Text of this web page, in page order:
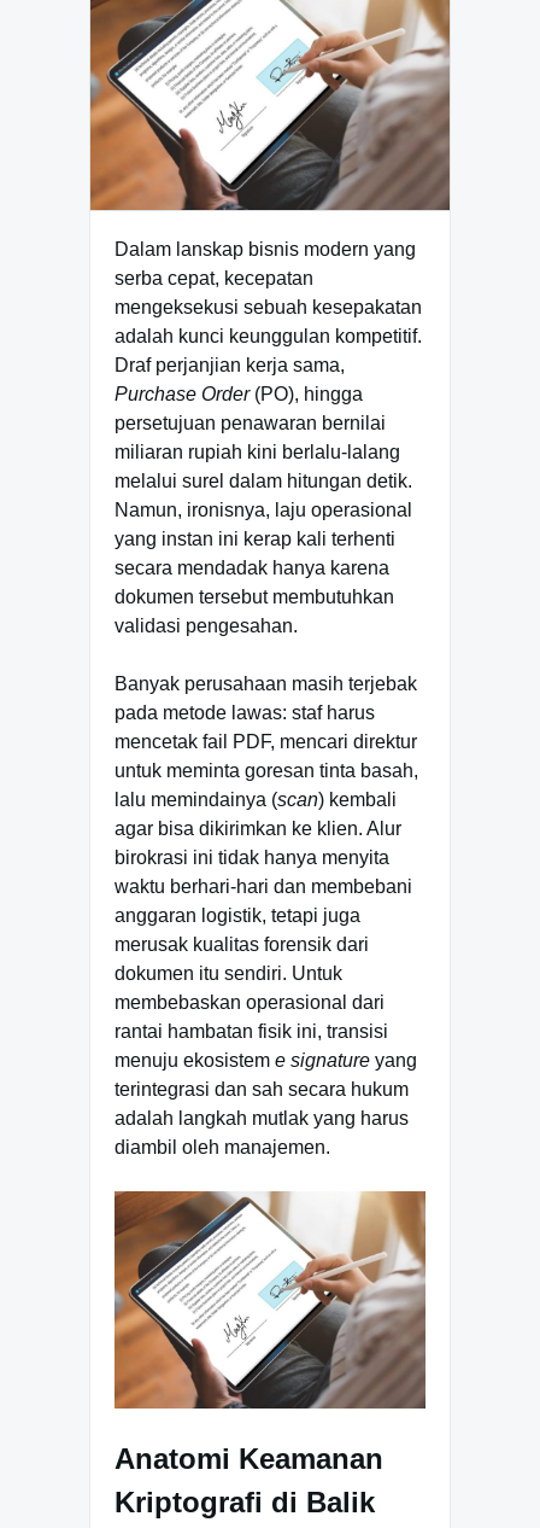
Dalam lanskap bisnis modern yang
serba cepat, kecepatan
mengeksekusi sebuah kesepakatan
adalah kunci keunggulan kompetitif.
Draf perjanjian kerja sama,
Purchase Order(PO), hingga
persetujuan penawaran bernilai
miliaran rupiah kini berlalu-lalang
melalui surel dalam hitungan detik.
Namun, ironisnya, laju operasional
yang instan ini kerap kali terhenti
secara mendadak hanya karena
dokumen tersebut membutuhkan
validasi pengesahan.
Banyak perusahaan masih terjebak
pada metode lawas: staf harus
mencetak fail PDF, mencari direktur
untuk meminta goresan tinta basah,
lalu memindainya (scan) kembali
agar bisa dikirimkan ke klien. Alur
birokrasi ini tidak hanya menyita
waktu berhari-hari dan membebani
anggaran logistik, tetapi juga
merusak kualitas forensik dari
dokumen itu sendiri. Untuk
membebaskan operasional dari
rantai hambatan fisik ini, transisi
menuju ekosistem e signature yang
terintegrasi dan sah secara hukum
adalah langkah mutlak yang harus
diambil oleh manajemen.
Anatomi Keamanan
Kriptografi di Balik